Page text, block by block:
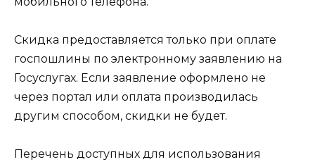
Скидка предоставляется только при оплате
госпошлины по электронному заявлению на
Госуслугах. Если заявление оформлено не
через портал или оплата производилась
другим способом, скидки не будет.
Перечень доступных для использования